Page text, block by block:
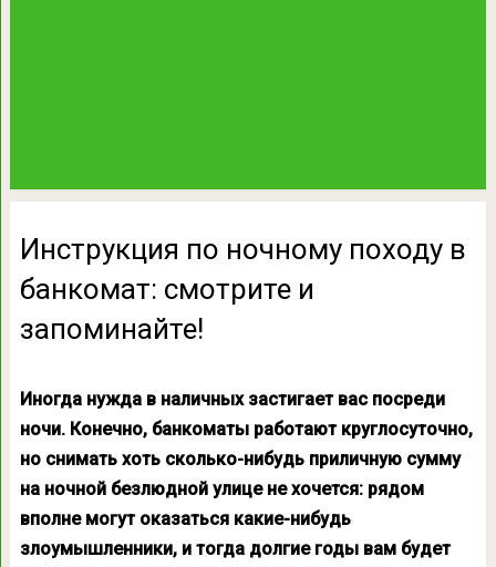
Инструкция по ночному походу в
банкомат: смотрите и
запоминайте!
Иногда нужда в наличных застигает вас посреди
ночи. Конечно, банкоматы работают круглосуточно,
но снимать хоть сколько-нибудь приличную сумму
на ночной безлюдной улице не хочется: рядом
вполне могут оказаться какие-нибудь
злоумышленники, и тогда долгие годы вам будет